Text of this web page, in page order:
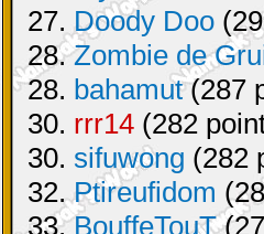
27. Doody Doo
28.Zombie de
28. bahamut(287
30. rrr14 (282
30. sifuwong (282
32.Ptireufidom
33.BouffeTouT